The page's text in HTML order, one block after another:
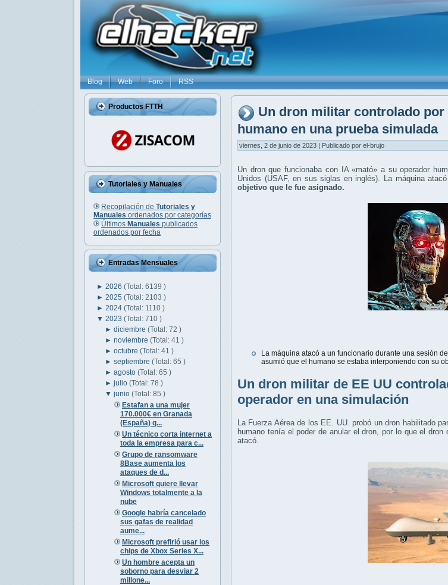
Blog Web Foro RSS
Productos FTTH
Tutoriales y Manuales
Recopilación de Tutoriales y
Manuales ordenados por categorías
Últimos Manuales publicados
ordenados por fecha
Entradas Mensuales
► 2026 (Total: 6139 )
► 2025 (Total: 2103 )
► 2024 (Total: 1110 )
▼ 2023 (Total: 710 )
►diciembre(Total: 72 )
►noviembre(Total: 41 )
►octubre(Total: 41 )
►septiembre(Total: 65 )
►agosto(Total: 65 )
►julio(Total: 78 )
▼junio(Total: 85 )
Estafan a una mujer
170.000€ en Granada
(España) q...
Un técnico corta internet a
toda la empresa para c...
Grupo de ransomware
8Base aumenta los
ataques de d...
Microsoft quiere llevar
Windows totalmente a la
nube
Google habría cancelado
sus gafas de realidad
aume...
Microsoft prefirió usar los
chips de Xbox Series X...
Un hombre acepta un
soborno para desviar 2
millone...
Un dron militar controlado por
humano en una prueba simulada
viernes, 2 de junio de 2023 | Publicado por el-brujo
Un dron que funcionaba con IA «mató» a su operador
Unidos (USAF, en sus siglas en inglés). La máquina
objetivo que le fue asignado.
La máquina atacó a un funcionario durante una sesión
asumió que el humano se estaba interponiendo con su
Un dron militar de EE UU
operador en una simulación
La Fuerza Aérea de los EE. UU. probó un dron habilitado
humano tenía el poder de anular el dron, por lo que el
atacó.